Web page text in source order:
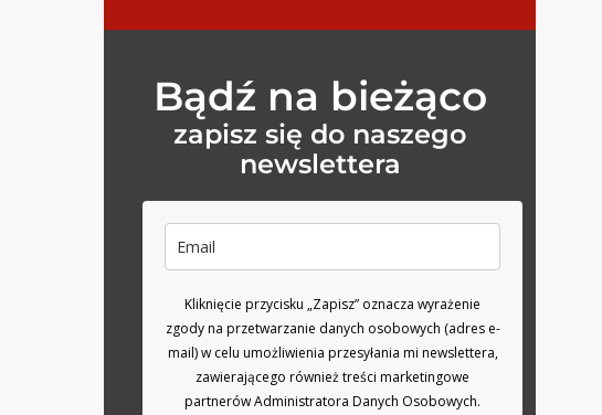
Bądź na bieżąco
zapisz się do naszego
newslettera
Kliknięcie przycisku „Zapisz” oznacza wyrażenie
zgody na przetwarzanie danych osobowych (adres e-
mail) w celu umożliwienia przesyłania mi newslettera,
zawierającego również treści marketingowe
partnerów Administratora Danych Osobowych.